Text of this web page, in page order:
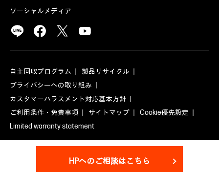
HPへのご相談はこちら
ソーシャルメディア
自主回収プログラム
製品リサイクル
プライバシーへの取り組み
カスタマーハラスメント対応基本方針
ご利用条件・免責事項
サイトマップ
Cookie優先設定
Limited warranty statement
©2026 HP Development Company, L.P. 本ページの内容は、将来
予告なく変更されることがあります。